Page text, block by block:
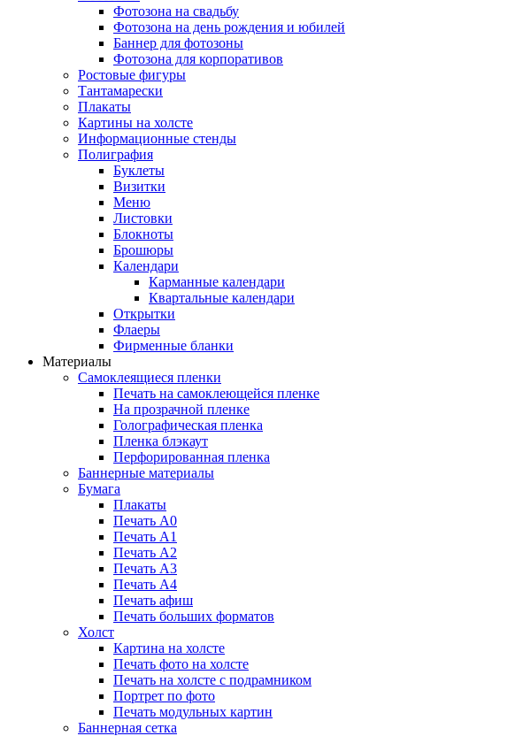
Фотозона на свадьбу
Фотозона на день рождения и юбилей
Баннер для фотозоны
Фотозона для корпоративов
Ростовые фигуры
Тантамарески
Плакаты
Картины на холсте
Информационные стенды
Полиграфия
Буклеты
Визитки
Меню
Листовки
Блокноты
Брошюры
Календари
Карманные календари
Квартальные календари
Открытки
Флаеры
Фирменные бланки
Материалы
Самоклеящиеся пленки
Печать на самоклеющейся пленке
На прозрачной пленке
Голографическая пленка
Пленка блэкаут
Перфорированная пленка
Баннерные материалы
Бумага
Плакаты
Печать А0
Печать А1
Печать А2
Печать А3
Печать А4
Печать афиш
Печать больших форматов
Холст
Картина на холсте
Печать фото на холсте
Печать на холсте с подрамником
Портрет по фото
Печать модульных картин
Баннерная сетка